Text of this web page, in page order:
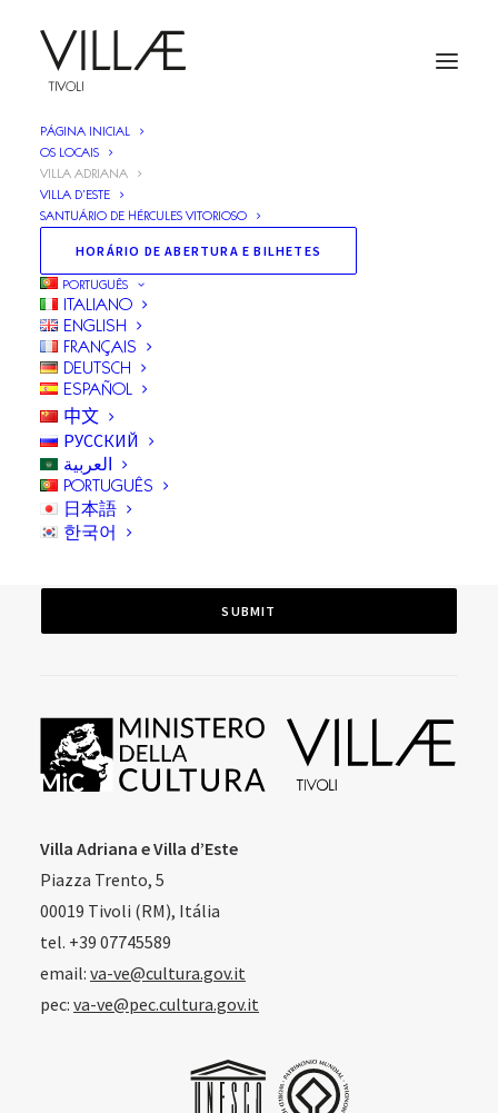
PÁGINA INICIAL
OS LOCAIS
VILLA ADRIANA
VILLA D’ESTE
SANTUÁRIO DE HÉRCULES VITORIOSO
HORÁRIO DE ABERTURA E BILHETES
PORTUGUÊS
ITALIANO
ENGLISH
FRANÇAIS
DEUTSCH
ESPAÑOL
中文
РУССКИЙ
العربية
PORTUGUÊS
日本語
한국어
SUBSCREVA A LISTA DE ENDEREÇOS
Pursuant to artt. 13 and 14 of EU Regulation 679/2016,
you give your consent to processing your personal
data, only for the purposes described above, and in
accordance with existing applicable laws and
Villa Adriana e Villa d’Este
Piazza Trento, 5
00019 Tivoli (RM), Itália
tel. +39 07745589
email: va-ve@cultura.gov.it
pec: va-ve@pec.cultura.gov.it